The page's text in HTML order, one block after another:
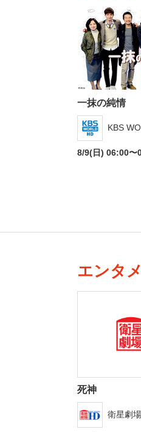
一抹の純情
KBS
8/9(日) 06:00〜
エンタメ
死神
衛星劇